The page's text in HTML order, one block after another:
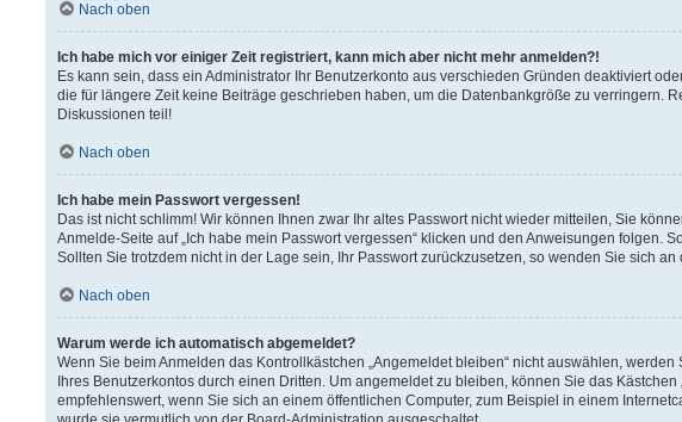
Nach oben
Ich habe mich vor einiger Zeit registriert, kann mich aber nicht mehr anmelden?!
Es kann sein, dass ein Administrator Ihr Benutzerkonto aus verschieden Gründen deaktiviert
die für längere Zeit keine Beiträge geschrieben haben, um die Datenbankgröße zu verringern.
Diskussionen teil!
Nach oben
Ich habe mein Passwort vergessen!
Das ist nicht schlimm! Wir können Ihnen zwar Ihr altes Passwort nicht wieder mitteilen, Sie
Anmelde-Seite auf „Ich habe mein Passwort vergessen“ klicken und den Anweisungen folgen.
Sollten Sie trotzdem nicht in der Lage sein, Ihr Passwort zurückzusetzen, so wenden Sie sich
Nach oben
Warum werde ich automatisch abgemeldet?
Wenn Sie beim Anmelden das Kontrollkästchen „Angemeldet bleiben“ nicht auswählen,
Ihres Benutzerkontos durch einen Dritten. Um angemeldet zu bleiben, können Sie das
empfehlenswert, wenn Sie sich an einem öffentlichen Computer, zum Beispiel in einem